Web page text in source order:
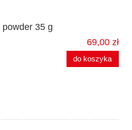
35 g
69,00 zł
do koszyka